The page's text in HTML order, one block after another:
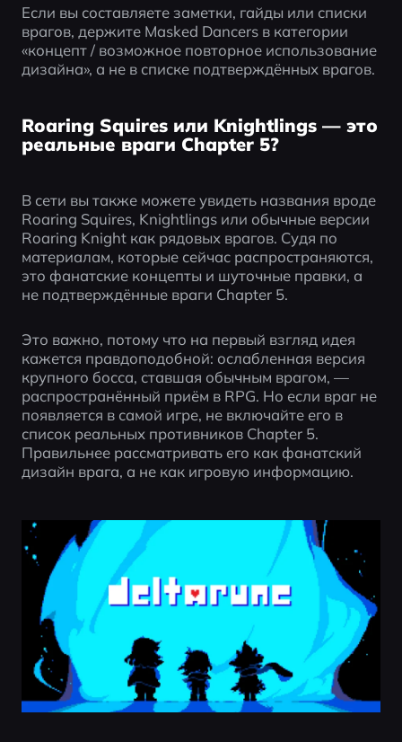
Если вы составляете заметки, гайды или списки
врагов, держите Masked Dancers в категории
«концепт / возможное повторное использование
дизайна», а не в списке подтверждённых врагов.
Roaring Squires или Knightlings — это
реальные враги Chapter 5?
В сети вы также можете увидеть названия вроде
Roaring Squires, Knightlings или обычные версии
Roaring Knight как рядовых врагов. Судя по
материалам, которые сейчас распространяются,
это фанатские концепты и шуточные правки, а
не подтверждённые враги Chapter 5.
Это важно, потому что на первый взгляд идея
кажется правдоподобной: ослабленная версия
крупного босса, ставшая обычным врагом, —
распространённый приём в RPG. Но если враг не
появляется в самой игре, не включайте его в
список реальных противников Chapter 5.
Правильнее рассматривать его как фанатский
дизайн врага, а не как игровую информацию.